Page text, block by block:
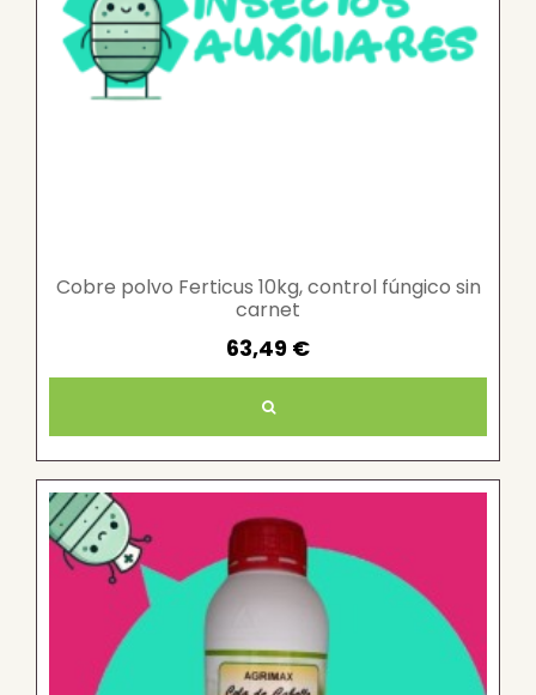
Cobre polvo Ferticus 10kg, control fúngico sin
carnet
63,49 €